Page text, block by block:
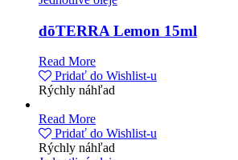
dōTERRA Lemon 15ml
Read More
Pridať do Wishlist-u
Rýchly náhľad
Read More
Pridať do Wishlist-u
Rýchly náhľad